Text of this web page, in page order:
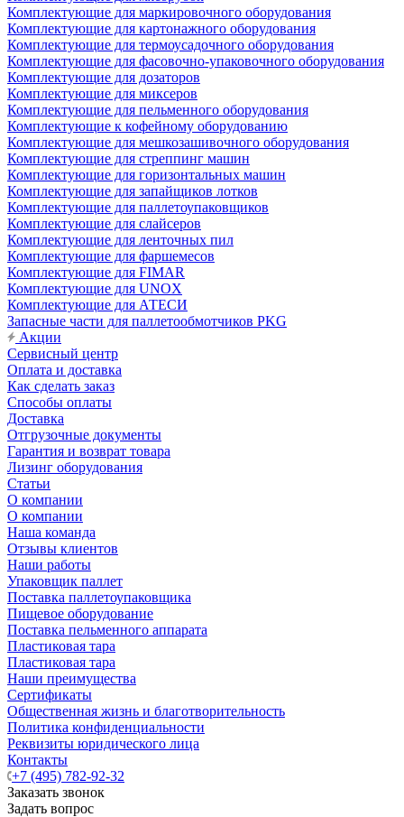
Комплектующие для маркировочного оборудования
Комплектующие для картонажного оборудования
Комплектующие для термоусадочного оборудования
Комплектующие для фасовочно-упаковочного оборудования
Комплектующие для дозаторов
Комплектующие для миксеров
Комплектующие для пельменного оборудования
Комплектующие к кофейному оборудованию
Комплектующие для мешкозашивочного оборудования
Комплектующие для стреппинг машин
Комплектующие для горизонтальных машин
Комплектующие для запайщиков лотков
Комплектующие для паллетоупаковщиков
Комплектующие для слайсеров
Комплектующие для ленточных пил
Комплектующие для фаршемесов
Комплектующие для FIMAR
Комплектующие для UNOX
Комплектующие для АТЕСИ
Запасные части для паллетообмотчиков PKG
Акции
Сервисный центр
Оплата и доставка
Как сделать заказ
Способы оплаты
Доставка
Отгрузочные документы
Гарантия и возврат товара
Лизинг оборудования
Статьи
О компании
О компании
Наша команда
Отзывы клиентов
Наши работы
Упаковщик паллет
Поставка паллетоупаковщика
Пищевое оборудование
Поставка пельменного аппарата
Пластиковая тара
Пластиковая тара
Наши преимущества
Сертификаты
Общественная жизнь и благотворительность
Политика конфиденциальности
Реквизиты юридического лица
Контакты
+7 (495) 782-92-32
Заказать звонок
Задать вопрос